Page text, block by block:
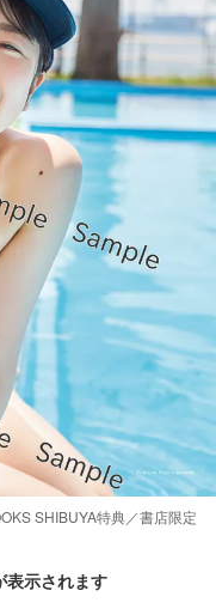
SHIBUYA特典／書店限定
表示されます